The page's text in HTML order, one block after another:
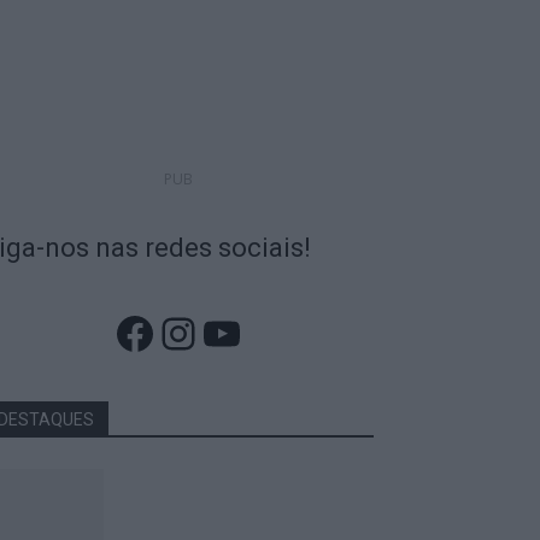
nos nas redes sociais!
Facebook
Instagram
YouTube